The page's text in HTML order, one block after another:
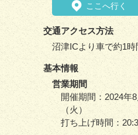
ここへ行く
交通アクセス方法
沼津ICより車で約1時
基本情報
営業期間
開催期間：2024年
（火）
打ち上げ時間：